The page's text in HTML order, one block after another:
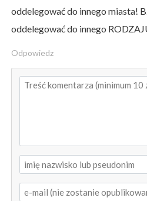
oddelegować do innego miasta!
oddelegować do innego
Odpowiedz